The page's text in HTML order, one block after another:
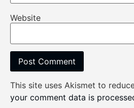
Website
This site uses Akismet to
your comment data is